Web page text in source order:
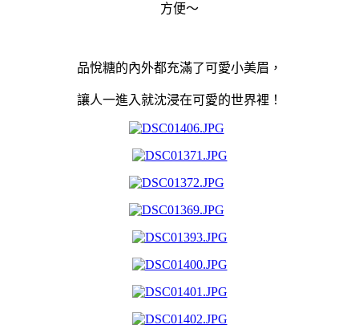
方便～
品悅糖的內外都充滿了可愛小美眉，
讓人一進入就沈浸在可愛的世界裡！